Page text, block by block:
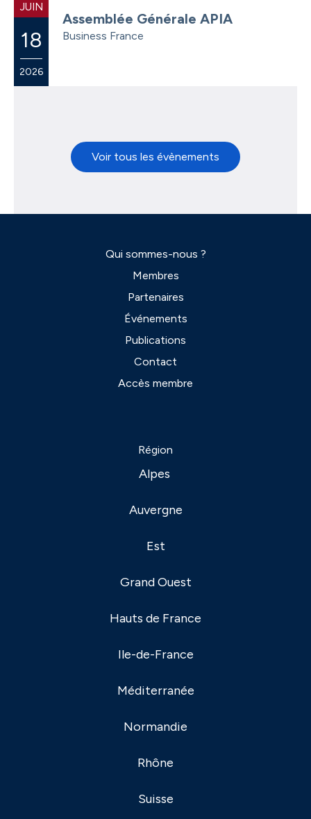
JUIN
18
2026
Assemblée Générale APIA
Business France
Voir tous les évènements
Qui sommes-nous ?
Membres
Partenaires
Événements
Publications
Contact
Accès membre
Région
Alpes
Auvergne
Est
Grand Ouest
Hauts de France
Ile-de-France
Méditerranée
Normandie
Rhône
Suisse